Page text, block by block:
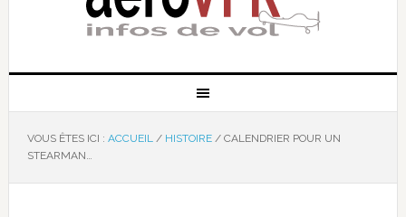
VOUS ÊTES ICI : ACCUEIL / HISTOIRE /CALENDRIER POUR UN
STEARMAN…